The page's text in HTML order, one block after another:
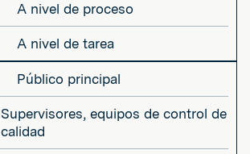
A nivel de proceso
A nivel de tarea
Público principal
Supervisores, equipos de control de
calidad